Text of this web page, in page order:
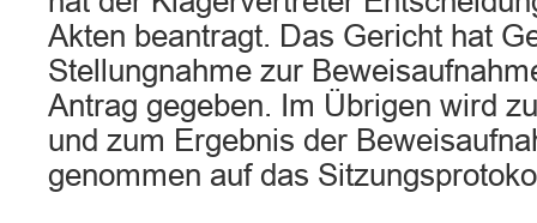
Akten beantragt. Das Gericht hat
Stellungnahme zur
Antrag gegeben. Im Übrigen wird
und zum Ergebnis der
genommen auf das